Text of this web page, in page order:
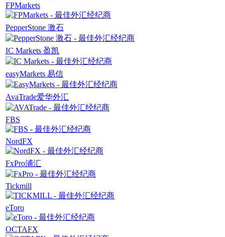
FPMarkets
PepperStone 激石
IC Markets 盈凯
easyMarkets 易信
AvaTrade爱华外汇
FBS
NordFX
FxPro浦汇
Tickmill
eToro
OCTAFX